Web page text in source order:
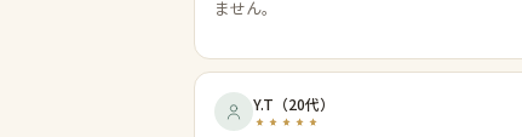
ません。
Y.T （20代）